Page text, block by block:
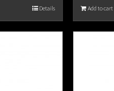
Details Add to cart